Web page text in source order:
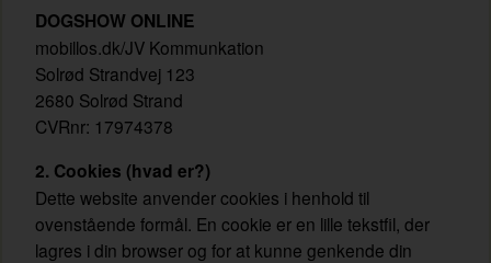
DOGSHOW ONLINE
mobillos.dk/JV Kommunkation
Solrød Strandvej 123
2680 Solrød Strand
CVRnr: 17974378
2. Cookies (hvad er?)
Dette website anvender cookies i henhold til
ovenstående formål. En cookie er en lille tekstfil, der
lagres i din browser og for at kunne genkende din